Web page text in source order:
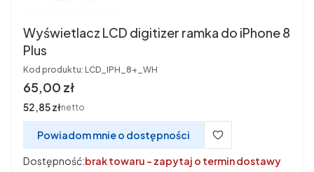
Wyświetlacz LCD digitizer ramka do iPhone 8
Plus
Kod produktu: LCD_IPH_8+_WH
Cena
65,00 zł
Cena
52,85 złnetto
Powiadom mnie o dostępności
Dostępność:brak towaru - zapytaj o termin dostawy